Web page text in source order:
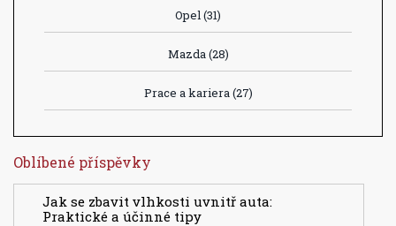
Opel (31)
Mazda (28)
Prace a kariera (27)
Oblíbené příspěvky
Jak se zbavit vlhkosti uvnitř auta:
Praktické a účinné tipy